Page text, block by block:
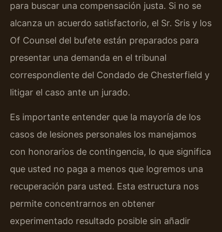
para buscar una compensación justa. Si no se
alcanza un acuerdo satisfactorio, el Sr. Sris y los
Of Counsel del bufete están preparados para
presentar una demanda en el tribunal
correspondiente del Condado de Chesterfield y
litigar el caso ante un jurado.
Es importante entender que la mayoría de los
casos de lesiones personales los manejamos
con honorarios de contingencia, lo que significa
que usted no paga a menos que logremos una
recuperación para usted. Esta estructura nos
permite concentrarnos en obtener
experimentado resultado posible sin añadir